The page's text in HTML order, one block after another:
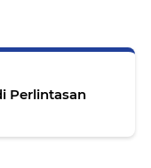
Perlintasan